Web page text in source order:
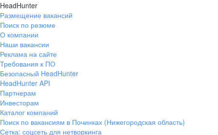
HeadHunter
Размещение вакансий
Поиск по резюме
О компании
Наши вакансии
Реклама на сайте
Требования к ПО
Безопасный HeadHunter
HeadHunter API
Партнерам
Инвесторам
Каталог компаний
Поиск по вакансиям в Починках (Нижегородская область)
Сетка: соцсеть для нетворкинга